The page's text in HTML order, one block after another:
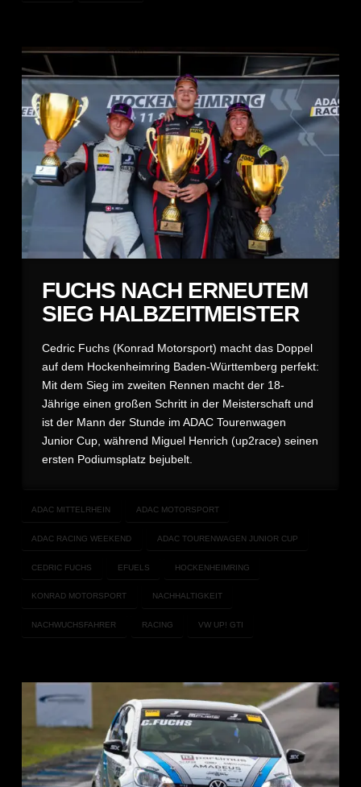
FUCHS NACH ERNEUTEM
SIEG HALBZEITMEISTER
Cedric Fuchs (Konrad Motorsport) macht das Doppel
auf dem Hockenheimring Baden-Württemberg perfekt:
Mit dem Sieg im zweiten Rennen macht der 18-
Jährige einen großen Schritt in der Meisterschaft und
ist der Mann der Stunde im ADAC Tourenwagen
Junior Cup, während Miguel Henrich (up2race) seinen
ersten Podiumsplatz bejubelt.
ADAC MITTELRHEIN ADAC MOTORSPORT
ADAC RACING WEEKEND ADAC TOURENWAGEN JUNIOR CUP
CEDRIC FUCHS EFUELS HOCKENHEIMRING
KONRAD MOTORSPORT NACHHALTIGKEIT
NACHWUCHSFAHRER RACING VW UP! GTI